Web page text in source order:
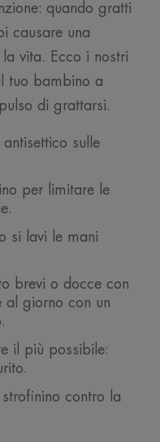
quando gratti
causare una
vita. Ecco i nostri
tuo bambino a
di grattarsi.
sulle
per limitare le
si lavi le mani
brevi o docce con
al giorno con un
il più possibile:
contro la